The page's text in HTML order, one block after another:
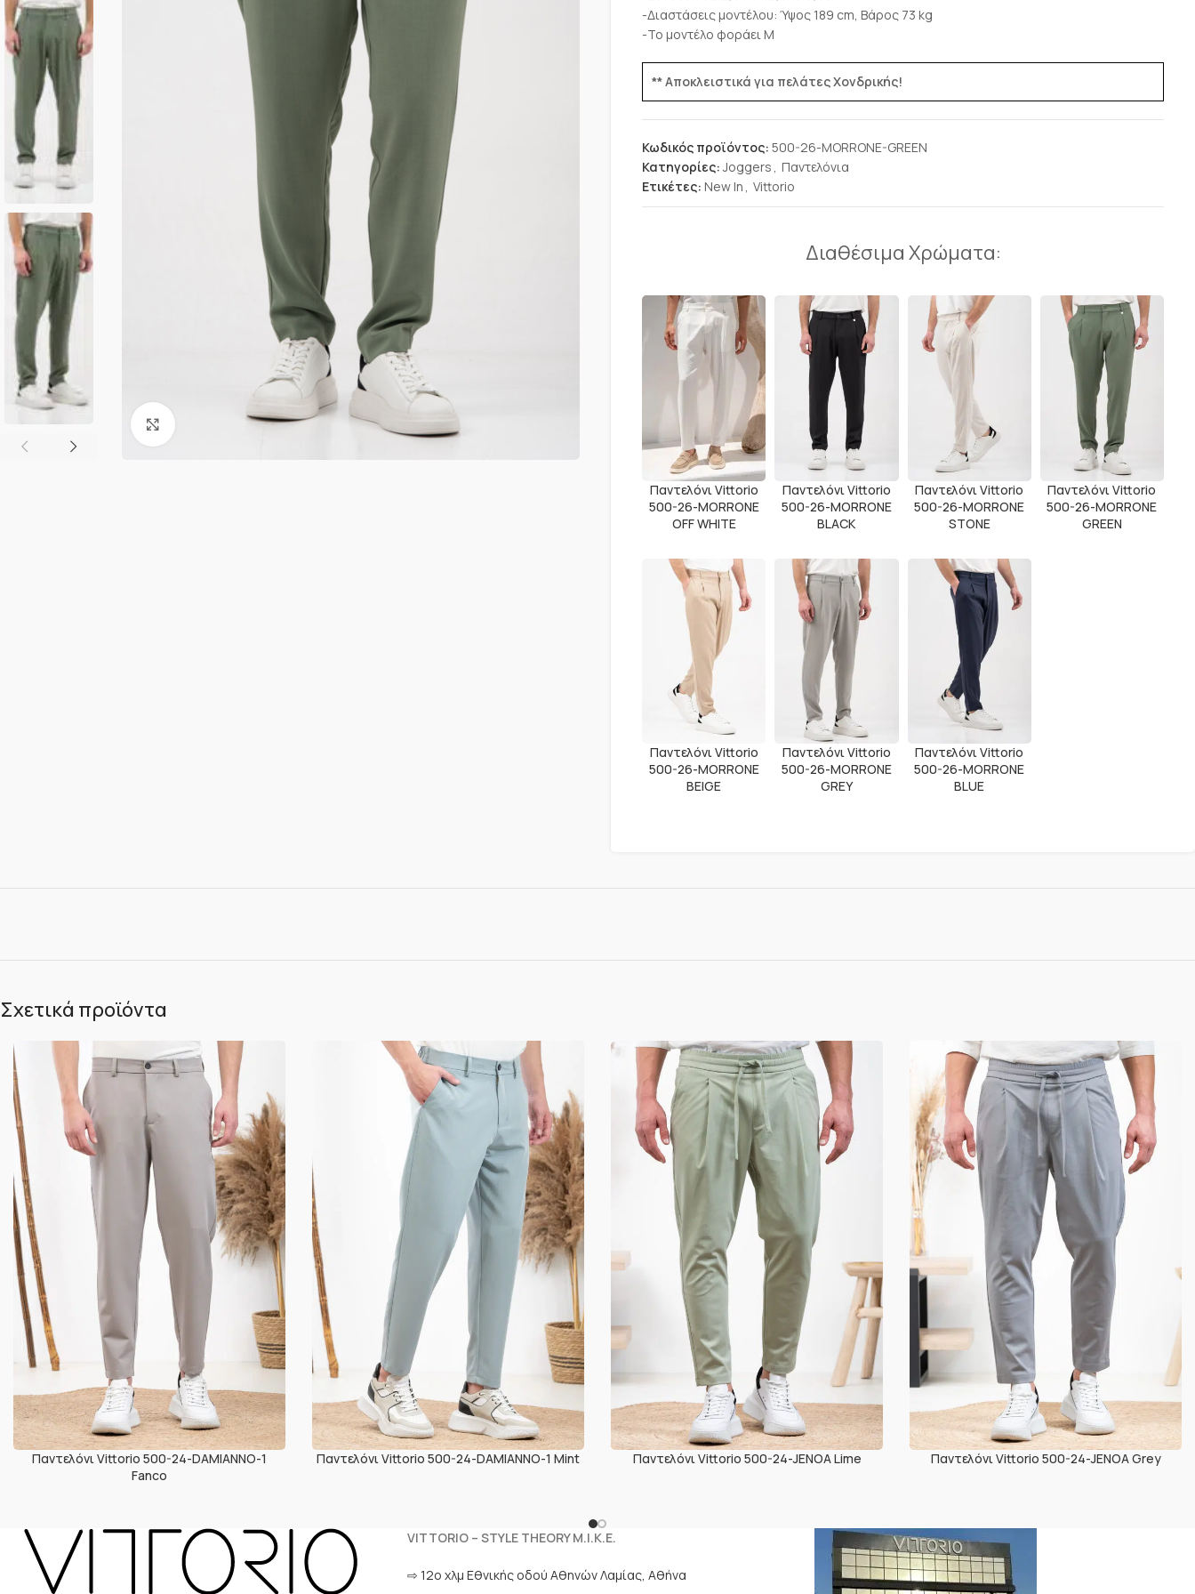
Κλικ για μεγέθυνση
-Διαστάσεις μοντέλου: Ύψος 189 cm, Βάρος 73 kg
-Το μοντέλο φοράει Μ
** Αποκλειστικά για πελάτες Χονδρικής!
Κωδικός προϊόντος: 500-26-MORRONE-GREEN
Κατηγορίες: Joggers , Παντελόνια
Ετικέτες: New In , Vittorio
Διαθέσιμα Χρώματα:
Παντελόνι Vittorio
500-26-MORRONE
OFF WHITE
Παντελόνι Vittorio
500-26-MORRONE
BLACK
Παντελόνι Vittorio
500-26-MORRONE
STONE
Παντελόνι Vittorio
500-26-MORRONE
GREEN
Παντελόνι Vittorio
500-26-MORRONE
BEIGE
Παντελόνι Vittorio
500-26-MORRONE
GREY
Παντελόνι Vittorio
500-26-MORRONE
BLUE
Σχετικά προϊόντα
Παντελόνι Vittorio 500-24-DAMIANNO-1
Fanco
Παντελόνι Vittorio 500-24-DAMIANNO-1 Mint Παντελόνι Vittorio 500-24-JENOA Lime Παντελόνι Vittorio 500-24-JENOA Grey
VITTORIO – STYLE THEORY M.I.K.E.
⇨ 12ο χλμ Eθνικής οδού Αθηνών Λαμίας, Αθήνα